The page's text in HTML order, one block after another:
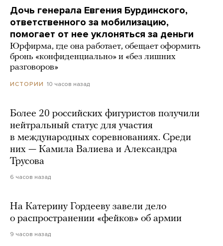
Дочь генерала Евгения Бурдинского,
ответственного за мобилизацию,
помогает от нее уклоняться за деньги
Юрфирма, где она работает, обещает оформить
бронь «конфиденциально» и «без лишних
разговоров»
ИСТОРИИ 10 часов назад
Более 20 российских фигуристов получили
нейтральный статус для участия
в международных соревнованиях. Среди
них — Камила Валиева и Александра
Трусова
6 часов назад
На Катерину Гордееву завели дело
о распространении «фейков» об армии
9 часов назад